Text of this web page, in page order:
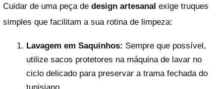
Cuidar de uma peça de design artesanal exige truques
simples que facilitam a sua rotina de limpeza:
Lavagem em Saquinhos: Sempre que possível,
utilize sacos protetores na máquina de lavar no
ciclo delicado para preservar a trama fechada do